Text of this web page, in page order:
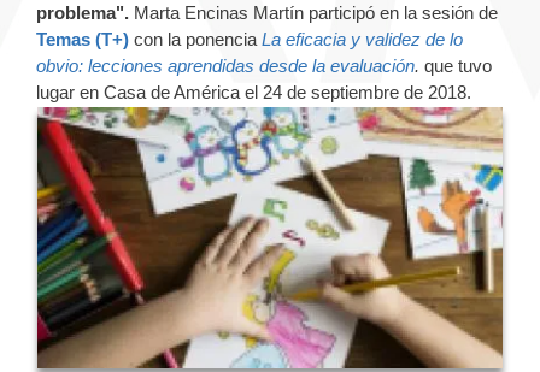
problema". Marta Encinas Martín participó en la sesión de
Temas (T+) con la ponencia La eficacia y validez de lo
obvio: lecciones aprendidas desde la evaluación. que tuvo
lugar en Casa de América el 24 de septiembre de 2018.